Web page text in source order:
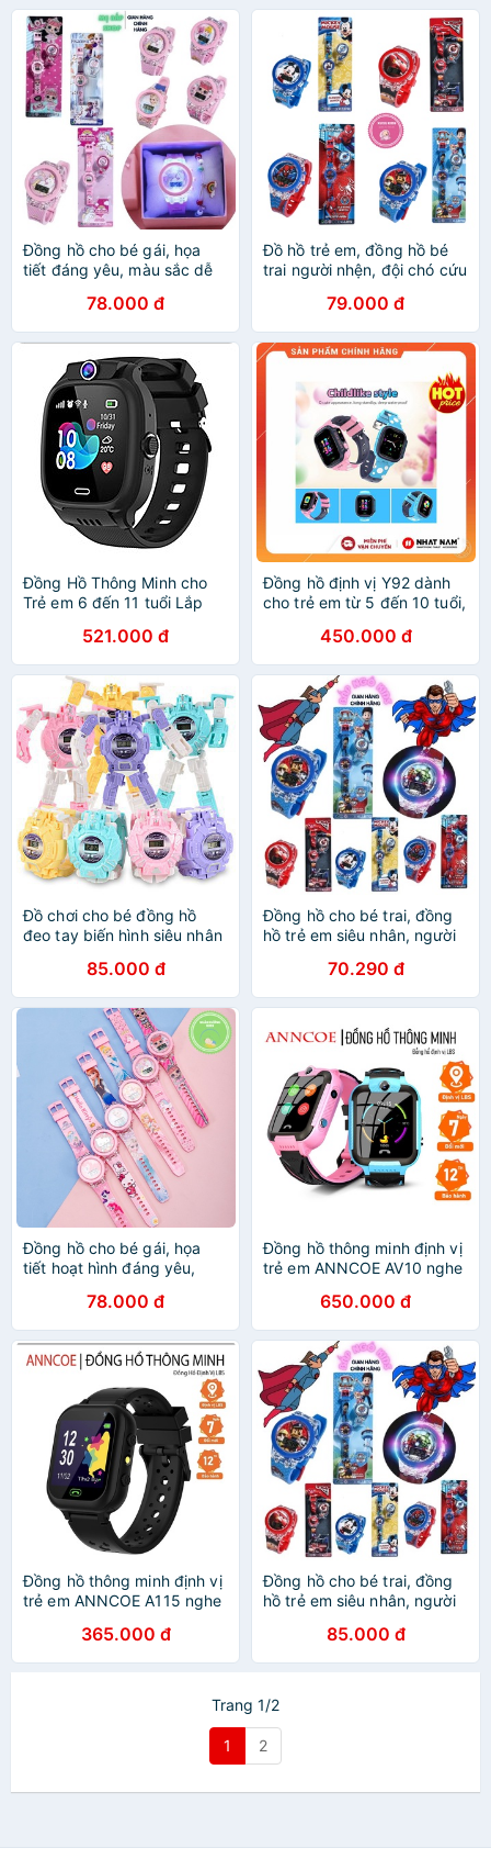
Đồng hồ cho bé gái, họa
tiết đáng yêu, màu sắc dễ
đến 10 tuổi Mẹ Bắp Shop
78.000 đ
Đồ hồ trẻ em, đồng hồ bé
trai người nhện, đội chó cứu
micky cho bé trai từ 1 đến
10 tuổi
79.000 đ
Đồng Hồ Thông Minh cho
Trẻ em 6 đến 11 tuổi Lắp
chiều AMA Watch Y31 Hàng
nhập khẩu
521.000 đ
Đồng hồ định vị Y92 dành
cho trẻ em từ 5 đến 10 tuổi,
nghe gọi 2 chiều tiện lợi.
450.000 đ
Đồ chơi cho bé đồng hồ
đeo tay biến hình siêu nhân
Phù hợp Bé từ 3-10 Tuổi
85.000 đ
Đồng hồ cho bé trai, đồng
hồ trẻ em siêu nhân, người
mickey ZalacKids cho bé từ
1 đến 10 tuổi
70.290 đ
Đồng hồ cho bé gái, họa
tiết hoạt hình đáng yêu,
hồ trẻ em từ 1 đến 10 tuổi
Xuân Cường Kids
78.000 đ
Đồng hồ thông minh định vị
trẻ em ANNCOE AV10 nghe
phù hợp với trẻ từ 4 đến 14
tuổi
650.000 đ
Đồng hồ thông minh định vị
trẻ em ANNCOE A115 nghe
việt - dành cho trẻ em từ 4
đến 14 tuổi
365.000 đ
Đồng hồ cho bé trai, đồng
hồ trẻ em siêu nhân, người
mickey Bắp Ngô Kids cho
bé từ 1 đến 10 tuổi
85.000 đ
Trang 1/2
1 2